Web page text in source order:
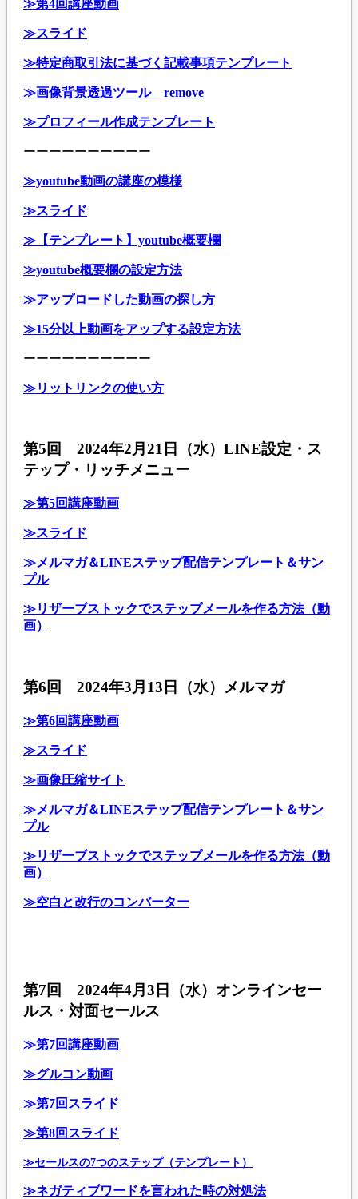
≫第4回講座動画
≫スライド
≫特定商取引法に基づく記載事項テンプレート
≫画像背景透過ツール remove
≫プロフィール作成テンプレート
ーーーーーーーーーー
≫youtube動画の講座の模様
≫スライド
≫【テンプレート】youtube概要欄
≫youtube概要欄の設定方法
≫アップロードした動画の探し方
≫15分以上動画をアップする設定方法
ーーーーーーーーーー
≫リットリンクの使い方
第5回 2024年2月21日（水）LINE設定・ス
テップ・リッチメニュー
≫第5回講座動画
≫スライド
≫メルマガ＆LINEステップ配信テンプレート＆サン
プル
≫リザーブストックでステップメールを作る方法（動
画）
第6回 2024年3月13日（水）メルマガ
≫第6回講座動画
≫スライド
≫画像圧縮サイト
≫メルマガ＆LINEステップ配信テンプレート＆サン
プル
≫リザーブストックでステップメールを作る方法（動
画）
≫空白と改行のコンバーター
第7回 2024年4月3日（水）オンラインセー
ルス・対面セールス
≫第7回講座動画
≫グルコン動画
≫第7回スライド
≫第8回スライド
≫セールスの7つのステップ（テンプレート）
≫ネガティブワードを言われた時の対処法